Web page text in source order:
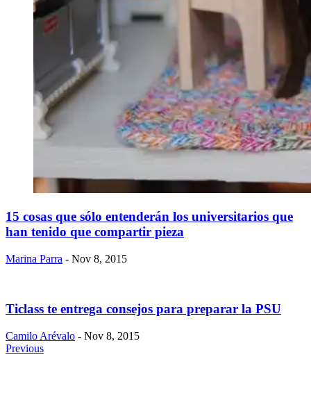
15 cosas que sólo entenderán los universitarios que
han tenido que compartir pieza
Marina Parra - Nov 8, 2015
Ticlass te entrega consejos para preparar la PSU
Camilo Arévalo - Nov 8, 2015
Previous